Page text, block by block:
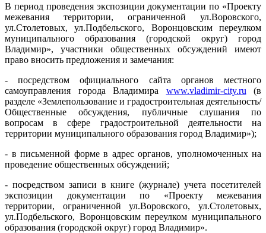
В период проведения экспозиции документации по «Проекту
межевания территории, ограниченной ул.Воровского,
ул.Столетовых, ул.Подбельского, Воронцовским переулком
муниципального образования (городской округ) город
Владимир», участники общественных обсуждений имеют
право вносить предложения и замечания:
- посредством официального сайта органов местного
самоуправления города Владимира www.vladimir-city.ru (в
разделе «Землепользование и градостроительная деятельность/
Общественные обсуждения, публичные слушания по
вопросам в сфере градостроительной деятельности на
территории муниципального образования город Владимир»);
- в письменной форме в адрес органов, уполномоченных на
проведение общественных обсуждений;
- посредством записи в книге (журнале) учета посетителей
экспозиции документации по «Проекту межевания
территории, ограниченной ул.Воровского, ул.Столетовых,
ул.Подбельского, Воронцовским переулком муниципального
образования (городской округ) город Владимир».